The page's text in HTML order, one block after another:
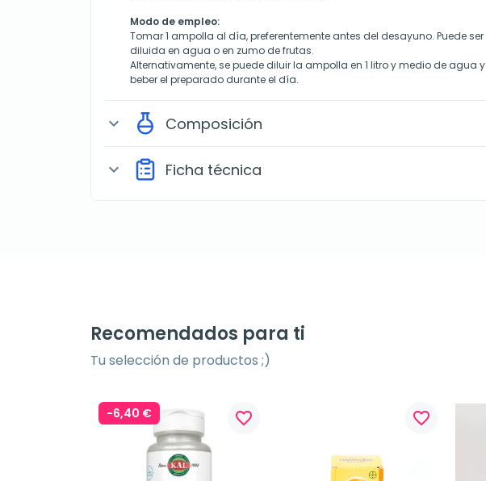
Modo de empleo:
Tomar 1 ampolla al día, preferentemente antes del desayuno. Puede ser
diluida en agua o en zumo de frutas.
Alternativamente, se puede diluir la ampolla en 1 litro y medio de agua y
beber el preparado durante el día.
expand_more Composición
expand_more Ficha técnica
Recomendados para ti
Tu selección de productos ;)
-6,40 € favorite_border favorite_border